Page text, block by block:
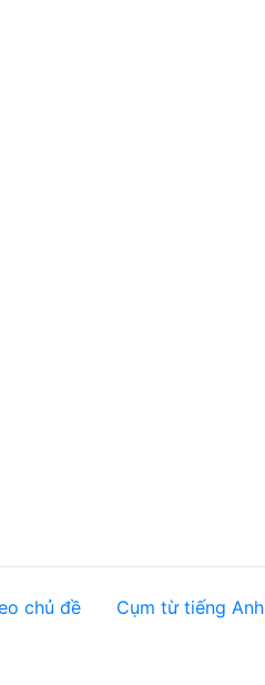
chủ đề Cụm từ tiếng Anh